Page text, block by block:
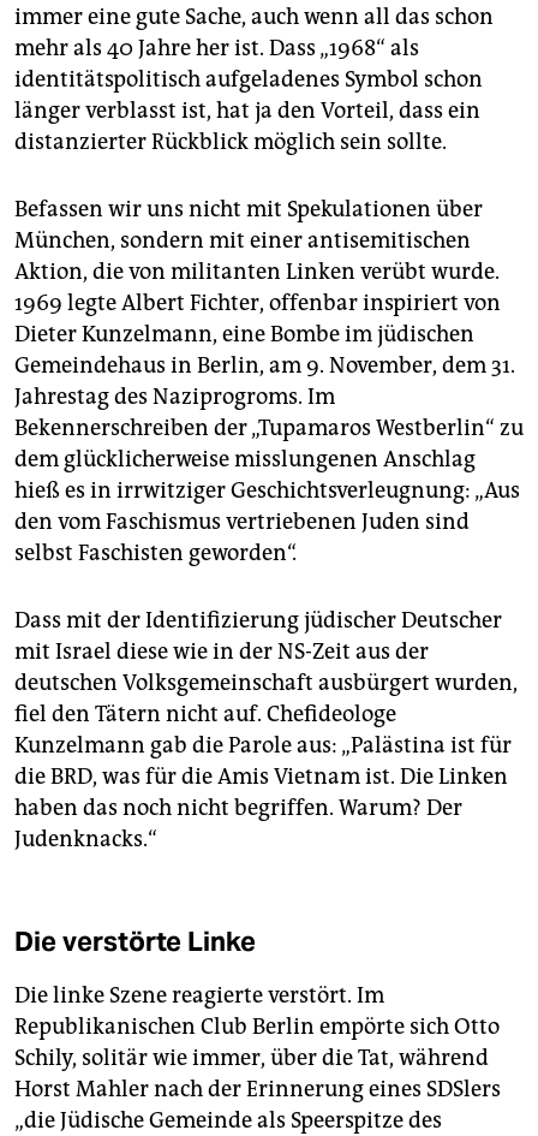
immer eine gute Sache, auch wenn all das schon
mehr als 40 Jahre her ist. Dass „1968“ als
identitätspolitisch aufgeladenes Symbol schon
länger verblasst ist, hat ja den Vorteil, dass ein
distanzierter Rückblick möglich sein sollte.
Befassen wir uns nicht mit Spekulationen über
München, sondern mit einer antisemitischen
Aktion, die von militanten Linken verübt wurde.
1969 legte Albert Fichter, offenbar inspiriert von
Dieter Kunzelmann, eine Bombe im jüdischen
Gemeindehaus in Berlin, am 9. November, dem 31.
Jahrestag des Naziprogroms. Im
Bekennerschreiben der „Tupamaros Westberlin“ zu
dem glücklicherweise misslungenen Anschlag
hieß es in irrwitziger Geschichtsverleugnung: „Aus
den vom Faschismus vertriebenen Juden sind
selbst Faschisten geworden“.
Dass mit der Identifizierung jüdischer Deutscher
mit Israel diese wie in der NS-Zeit aus der
deutschen Volksgemeinschaft ausbürgert wurden,
fiel den Tätern nicht auf. Chefideologe
Kunzelmann gab die Parole aus: „Palästina ist für
die BRD, was für die Amis Vietnam ist. Die Linken
haben das noch nicht begriffen. Warum? Der
Judenknacks.“
Die verstörte Linke
Die linke Szene reagierte verstört. Im
Republikanischen Club Berlin empörte sich Otto
Schily, solitär wie immer, über die Tat, während
Horst Mahler nach der Erinnerung eines SDSlers
„die Jüdische Gemeinde als Speerspitze des